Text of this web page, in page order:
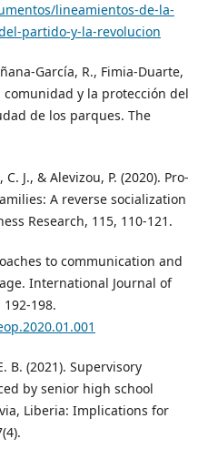
lineamientos-de-la-
partido-y-la-revolucion
García, R., Fimia-Duarte,
comunidad y la protección del
de los parques. The
J., & Alevizou, P. (2020). Pro-
A reverse socialization
Research, 115, 110-121.
to communication and
International Journal of
198.
B. (2021). Supervisory
by senior high school
Liberia: Implications for